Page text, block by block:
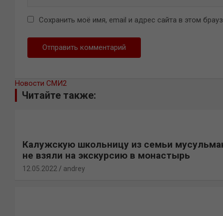
Сохранить моё имя, email и адрес сайта в этом
Новости СМИ2
Читайте также:
Калужскую школьницу из семьи
не взяли на экскурсию в монастырь
12.05.2022 andrey